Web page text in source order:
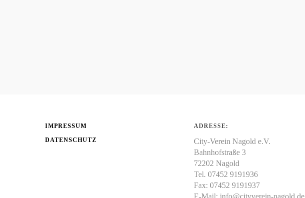
IMPRESSUM
DATENSCHUTZ
ADRESSE:
City-Verein Nagold e.V.
Bahnhofstraße 3
72202 Nagold
Tel. 07452 9191936
Fax: 07452 9191937
E-Mail: info@cityverein-nagold.de